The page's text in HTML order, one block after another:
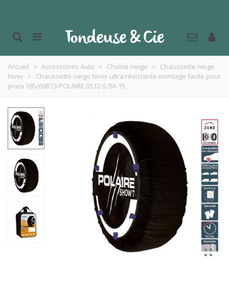
Accueil > Accessoires Auto > Chaine neige > Chaussette neige
hiver > Chaussette neige hiver ultra résistante montage facile pour
pneu 185/60R13 POLAIRE 0S12-S7IA-15